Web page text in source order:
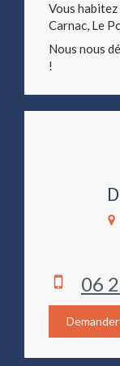
Vous habitez
Carnac, Le
Nous nous
!
06